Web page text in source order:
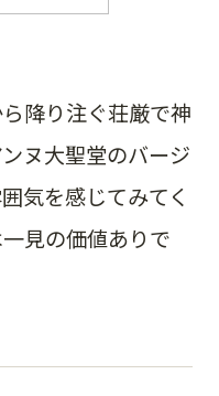
降り注ぐ荘厳で神
ヌ大聖堂のバージ
気を感じてみてく
見の価値ありで